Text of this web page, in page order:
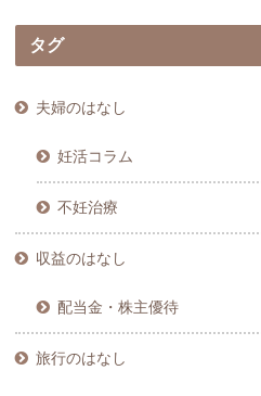
タグ
夫婦のはなし
妊活コラム
不妊治療
収益のはなし
配当金・株主優待
旅行のはなし